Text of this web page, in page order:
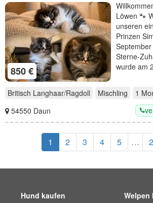
850 €
Löwen 🐾
unseren
Prinzen
Sterne-
wurde am
Britisch Langhaar/Ragdoll Mischling 1
54550 Daun
1 2 3 4 5 …
Hund kaufen
Welpen